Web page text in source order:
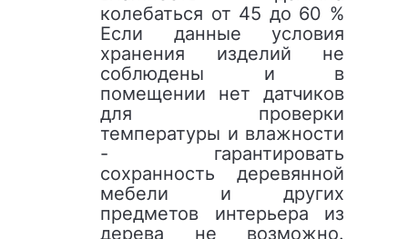
колебаться от 45 до 60 %
Если данные условия
хранения изделий не
соблюдены и в
помещении нет датчиков
для проверки
температуры и влажности
- гарантировать
сохранность деревянной
мебели и других
предметов интерьера из
дерева не возможно.